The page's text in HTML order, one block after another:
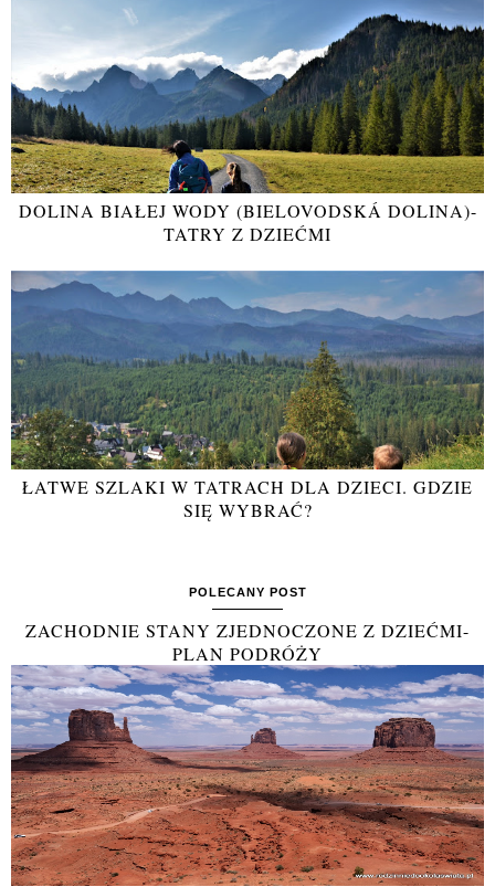
DOLINA BIAŁEJ WODY (BIELOVODSKÁ DOLINA)-
TATRY Z DZIEĆMI
ŁATWE SZLAKI W TATRACH DLA DZIECI. GDZIE
SIĘ WYBRAĆ?
POLECANY POST
ZACHODNIE STANY ZJEDNOCZONE Z DZIEĆMI-
PLAN PODRÓŻY